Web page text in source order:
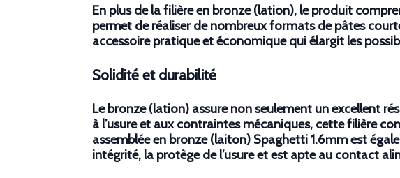
En plus de la filière en bronze (lation), le produit
permet de réaliser de nombreux formats de pâtes
accessoire pratique et économique qui élargit les
Solidité et durabilité
Le bronze (lation) assure non seulement un excellent
à l’usure et aux contraintes mécaniques, cette filière
assemblée en bronze (laiton) Spaghetti 1.6mm est
intégrité, la protège de l’usure et est apte au contact